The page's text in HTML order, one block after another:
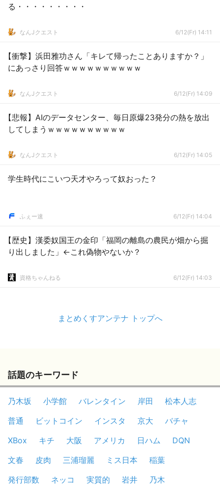
る・・・・・・・・・
なんJクエスト 6/12(Fr) 14:11
【衝撃】浜田雅功さん「キレて帰ったことありますか？」
にあっさり回答ｗｗｗｗｗｗｗｗｗｗ
なんJクエスト 6/12(Fr) 14:09
【悲報】AIのデータセンター、毎日原爆23発分の熱を放出
してしまうｗｗｗｗｗｗｗｗｗｗ
なんJクエスト 6/12(Fr) 14:05
学生時代にこいつ天才やろって奴おった？
ふぇー速 6/12(Fr) 14:04
【歴史】漢委奴国王の金印「福岡の離島の農民が畑から掘
り出しました」←これ偽物やないか？
資格ちゃんねる 6/12(Fr) 14:03
まとめくすアンテナ トップへ
話題のキーワード
乃木坂 小学館 バレンタイン 岸田
松本人志
普通
ビットコイン インスタ 京大
バチャ
XBox
キチ 大阪 アメリカ 日ハム
DQN
文春
皮肉 三浦瑠麗 ミス日本
稲葉
発行部数
ネッコ 実質的 岩井
乃木